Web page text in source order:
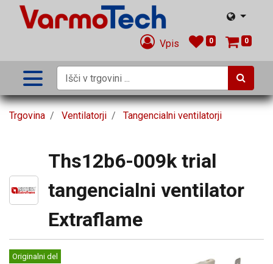
Vpis 0 0
Trgovina Ventilatorji Tangencialni ventilatorji
Ths12b6-009k trial
tangencialni ventilator
Extraflame
Originalni del